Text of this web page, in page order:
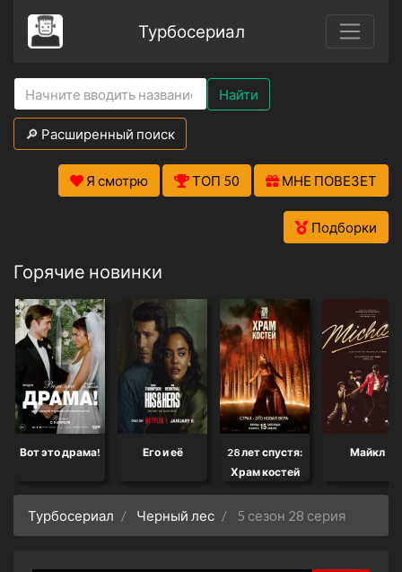
Турбосериал
Найти
🔎 Расширенный поиск
Я смотрю ТОП 50 МНЕ ПОВЕЗЕТ
Подборки
Горячие новинки
Вот это драма! Его и её
28 лет спустя:
Храм костей
Майкл
Турбосериал Черный лес 5 сезон 28 серия